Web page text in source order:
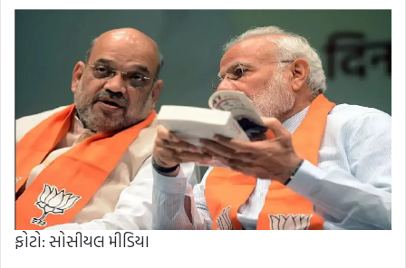
ફોટો: સોસીયલ મીડિયા